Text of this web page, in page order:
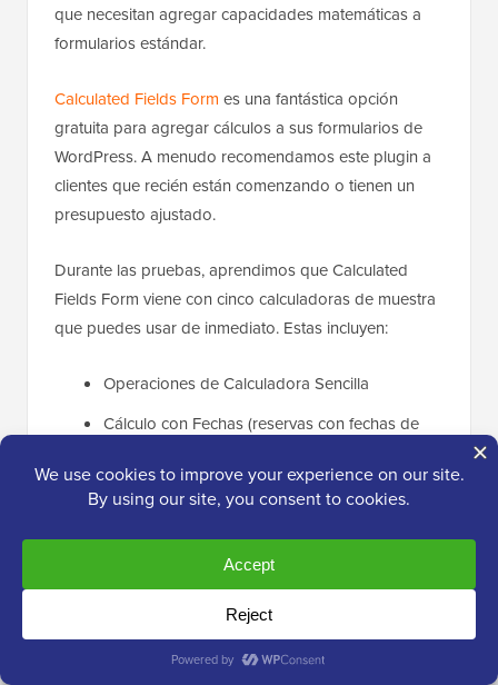
que necesitan agregar capacidades matemáticas a
formularios estándar.
Calculated Fields Form es una fantástica opción
gratuita para agregar cálculos a sus formularios de
WordPress. A menudo recomendamos este plugin a
clientes que recién están comenzando o tienen un
presupuesto ajustado.
Durante las pruebas, aprendimos que Calculated
Fields Form viene con cinco calculadoras de muestra
que puedes usar de inmediato. Estas incluyen:
Operaciones de Calculadora Sencilla
Cálculo con Fechas (reservas con fechas de
Calculadora de Peso Ideal
Calculadora de arrendamiento
Además, el constructor de formularios y lógica es
muy sencillo. Puedes configurar matemáticas básicas